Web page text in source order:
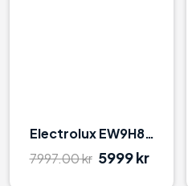
Electrolux EW9H869E9 Hvid
7997.00 kr 5999 kr